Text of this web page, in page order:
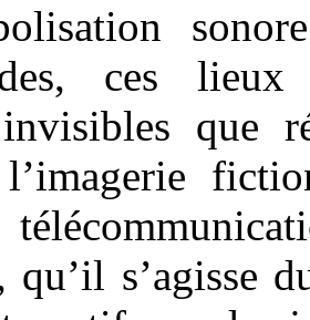
ces
invisibles que
qu’il s’agisse